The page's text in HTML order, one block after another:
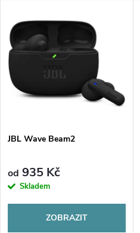
JBL Wave Beam2
od 935 Kč
Skladem
ZOBRAZIT